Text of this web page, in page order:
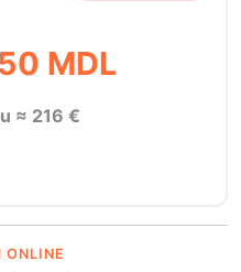
MDL
≈ 216 €
ONLINE